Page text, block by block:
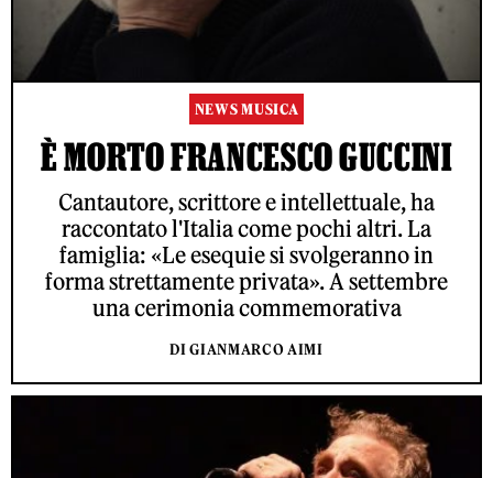
NEWS MUSICA
È MORTO FRANCESCO GUCCINI
Cantautore, scrittore e intellettuale, ha
raccontato l'Italia come pochi altri. La
famiglia: «Le esequie si svolgeranno in
forma strettamente privata». A settembre
una cerimonia commemorativa
DI GIANMARCO AIMI